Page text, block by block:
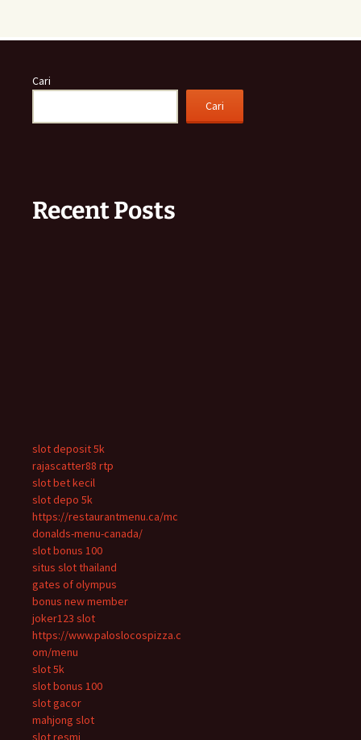
Cari
Cari
Recent Posts
slot deposit 5k
rajascatter88 rtp
slot bet kecil
slot depo 5k
https://restaurantmenu.ca/mc
donalds-menu-canada/
slot bonus 100
situs slot thailand
gates of olympus
bonus new member
joker123 slot
https://www.paloslocospizza.c
om/menu
slot 5k
slot bonus 100
slot gacor
mahjong slot
slot resmi